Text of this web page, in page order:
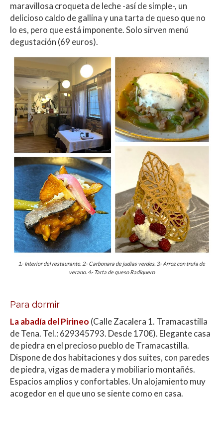
maravillosa croqueta de leche -así de simple-, un
delicioso caldo de gallina y una tarta de queso que no
lo es, pero que está imponente. Solo sirven menú
degustación (69 euros).
1.- Interior del restaurante. 2.- Carbonara de judías verdes. 3.- Arroz con trufa de
verano. 4.- Tarta de queso Radiquero
Para dormir
La abadía del Pirineo (Calle Zacalera 1. Tramacastilla
de Tena. Tel.: 629345793. Desde 170€). Elegante casa
de piedra en el precioso pueblo de Tramacastilla.
Dispone de dos habitaciones y dos suites, con paredes
de piedra, vigas de madera y mobiliario montañés.
Espacios amplios y confortables. Un alojamiento muy
acogedor en el que uno se siente como en casa.